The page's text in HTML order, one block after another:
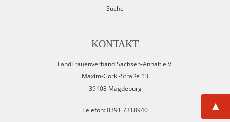
Suche
KONTAKT
LandFrauenverband Sachsen-Anhalt e.V.
Maxim-Gorki-Straße 13
39108 Magdeburg
Telefon: 0391 7318940 ▲